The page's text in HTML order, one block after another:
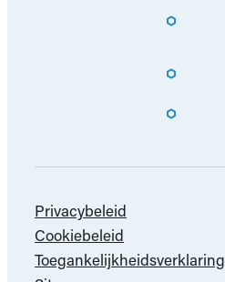
Privacybeleid
Cookiebeleid
Toegankelijkheidsverklaring